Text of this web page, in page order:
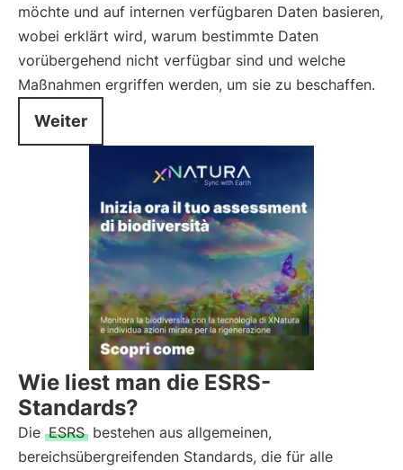
möchte und auf internen verfügbaren Daten basieren,
wobei erklärt wird, warum bestimmte Daten
vorübergehend nicht verfügbar sind und welche
Maßnahmen ergriffen werden, um sie zu beschaffen.
Weiter
Wie liest man die ESRS-
Standards?
Die ESRS bestehen aus allgemeinen,
bereichsübergreifenden Standards, die für alle